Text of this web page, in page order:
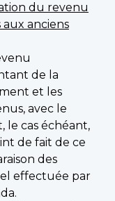
du revenu
anciens
de la
et les
avec le
le cas échéant,
de fait de ce
des
effectuée par